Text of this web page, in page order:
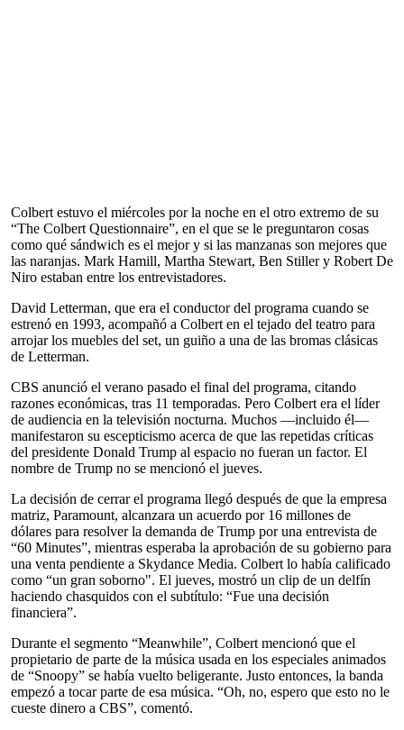
Colbert estuvo el miércoles por la noche en el otro extremo de su
“The Colbert Questionnaire”, en el que se le preguntaron cosas
como qué sándwich es el mejor y si las manzanas son mejores que
las naranjas. Mark Hamill, Martha Stewart, Ben Stiller y Robert De
Niro estaban entre los entrevistadores.
David Letterman, que era el conductor del programa cuando se
estrenó en 1993, acompañó a Colbert en el tejado del teatro para
arrojar los muebles del set, un guiño a una de las bromas clásicas
de Letterman.
CBS anunció el verano pasado el final del programa, citando
razones económicas, tras 11 temporadas. Pero Colbert era el líder
de audiencia en la televisión nocturna. Muchos —incluido él—
manifestaron su escepticismo acerca de que las repetidas críticas
del presidente Donald Trump al espacio no fueran un factor. El
nombre de Trump no se mencionó el jueves.
La decisión de cerrar el programa llegó después de que la empresa
matriz, Paramount, alcanzara un acuerdo por 16 millones de
dólares para resolver la demanda de Trump por una entrevista de
“60 Minutes”, mientras esperaba la aprobación de su gobierno para
una venta pendiente a Skydance Media. Colbert lo había calificado
como “un gran soborno". El jueves, mostró un clip de un delfín
haciendo chasquidos con el subtítulo: “Fue una decisión
financiera”.
Durante el segmento “Meanwhile”, Colbert mencionó que el
propietario de parte de la música usada en los especiales animados
de “Snoopy” se había vuelto beligerante. Justo entonces, la banda
empezó a tocar parte de esa música. “Oh, no, espero que esto no le
cueste dinero a CBS”, comentó.